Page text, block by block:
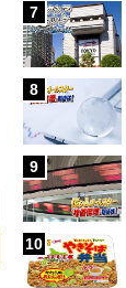
7
8
9
10